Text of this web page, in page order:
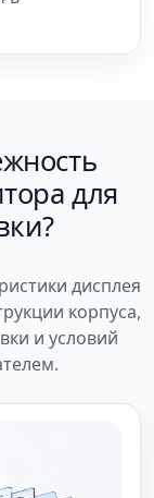
для
дисплея
корпуса,
и условий